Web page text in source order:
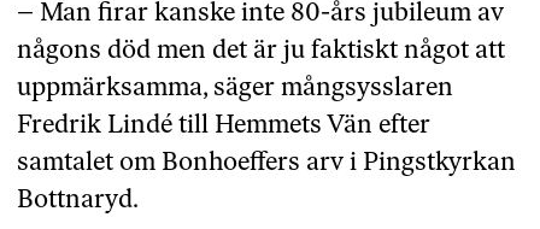
– Man firar kanske inte 80-års jubileum av
någons död men det är ju faktiskt något att
uppmärksamma, säger mångsysslaren
Fredrik Lindé till Hemmets Vän efter
samtalet om Bonhoeffers arv i Pingstkyrkan
Bottnaryd.